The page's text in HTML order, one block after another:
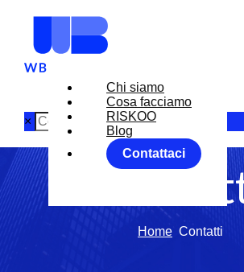
Chi siamo
Cosa facciamo
RISKOO
Blog
Contattaci
×
Home Contatti